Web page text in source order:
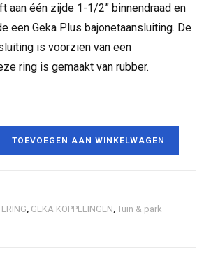
aan één zijde 1-1/2” binnendraad en
een Geka Plus bajonetaansluiting. De
is voorzien van een
ring is gemaakt van rubber.
TOEVOEGEN AAN WINKELWAGEN
, GEKA KOPPELINGEN,Tuin & park